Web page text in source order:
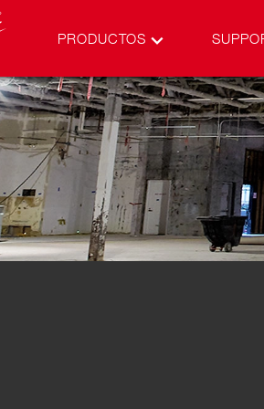
PRODUCTOS